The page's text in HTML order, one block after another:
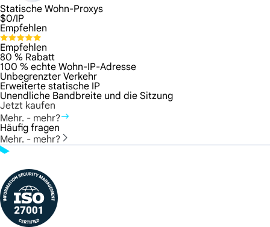
Statische Wohn-Proxys
$0/IP
Empfehlen
Empfehlen
80 % Rabatt
100 % echte Wohn-IP-Adresse
Unbegrenzter Verkehr
Erweiterte statische IP
Unendliche Bandbreite und die Sitzung
Jetzt kaufen
Mehr. - mehr?
Häufig fragen
Mehr. - mehr?